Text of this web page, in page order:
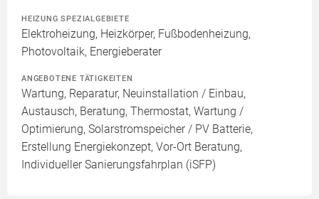
HEIZUNG SPEZIALGEBIETE
Elektroheizung, Heizkörper, Fußbodenheizung,
Photovoltaik, Energieberater
ANGEBOTENE TÄTIGKEITEN
Wartung, Reparatur, Neuinstallation / Einbau,
Austausch, Beratung, Thermostat, Wartung /
Optimierung, Solarstromspeicher / PV Batterie,
Erstellung Energiekonzept, Vor-Ort Beratung,
Individueller Sanierungsfahrplan (iSFP)